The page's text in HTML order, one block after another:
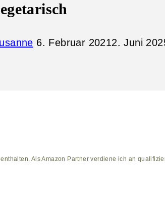
6. Februar 20212. Juni
Als Amazon Partner verdiene ich an